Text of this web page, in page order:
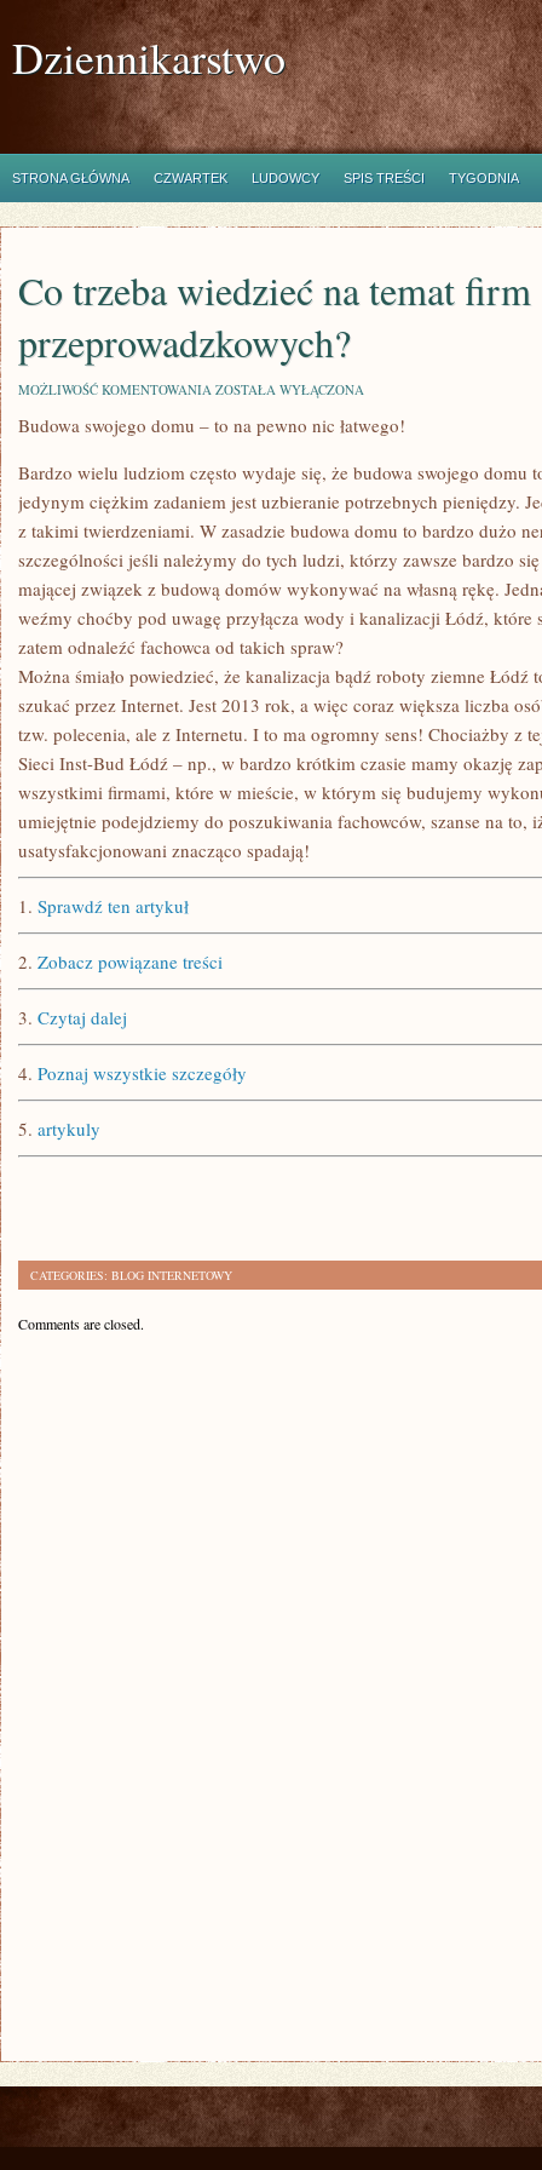
Dziennikarstwo
STRONA GŁÓWNA CZWARTEK LUDOWCY SPIS TREŚCI TYGODNIA
Co trzeba wiedzieć na temat firm
przeprowadzkowych?
MOŻLIWOŚĆ KOMENTOWANIA CO
WIEDZIEĆ
FIRM
PRZEPROWADZKOWYCH?
ZOSTAŁA WYŁĄCZONA
Budowa swojego domu – to na pewno nic łatwego!
Bardzo wielu ludziom często wydaje się, że budowa swojego domu
jedynym ciężkim zadaniem jest uzbieranie potrzebnych pieniędzy.
z takimi twierdzeniami. W zasadzie budowa domu to bardzo dużo
szczególności jeśli należymy do tych ludzi, którzy zawsze bardzo
mającej związek z budową domów wykonywać na własną rękę.
weźmy choćby pod uwagę przyłącza wody i kanalizacji Łódź, które
zatem odnaleźć fachowca od takich spraw?
Można śmiało powiedzieć, że kanalizacja bądź roboty ziemne Łódź
szukać przez Internet. Jest 2013 rok, a więc coraz większa liczba
tzw. polecenia, ale z Internetu. I to ma ogromny sens! Chociażby z
Sieci Inst-Bud Łódź – np., w bardzo krótkim czasie mamy okazję
wszystkimi firmami, które w mieście, w którym się budujemy
umiejętnie podejdziemy do poszukiwania fachowców, szanse na to,
usatysfakcjonowani znacząco spadają!
1. Sprawdź ten artykuł
2. Zobacz powiązane treści
3. Czytaj dalej
4. Poznaj wszystkie szczegóły
5. artykuly
CATEGORIES: BLOG INTERNETOWY
Comments are closed.